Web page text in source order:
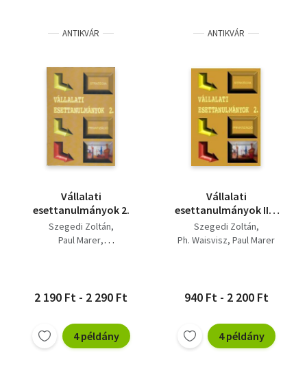
ANTIKVÁR
Vállalati
esettanulmányok 2.
Szegedi Zoltán
Paul Marer
2 190 Ft - 2 290 Ft
4 példány
ANTIKVÁR
Vállalati
esettanulmányok II. -
Stratégia,
privatizáció
Szegedi Zoltán
Ph. Waisvisz Paul Marer
940 Ft - 2 200 Ft
4 példány